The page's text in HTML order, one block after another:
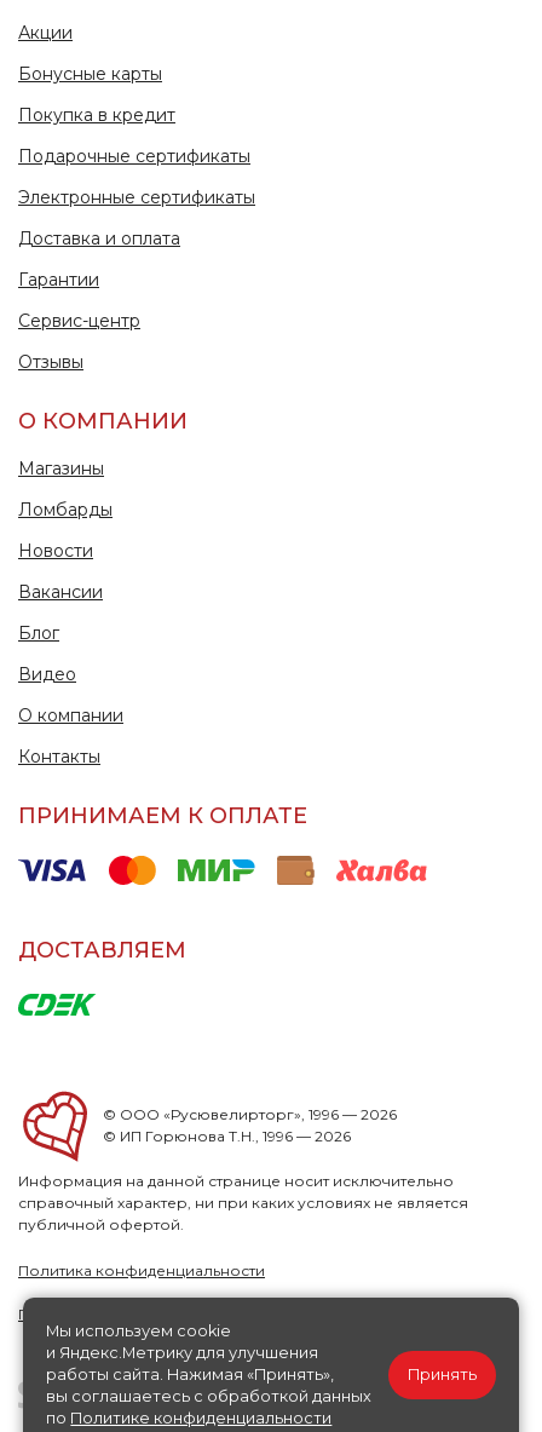
Акции
Бонусные карты
Покупка в кредит
Подарочные сертификаты
Электронные сертификаты
Доставка и оплата
Гарантии
Сервис-центр
Отзывы
О КОМПАНИИ
Магазины
Ломбарды
Новости
Вакансии
Блог
Видео
О компании
Контакты
ПРИНИМАЕМ К ОПЛАТЕ
ДОСТАВЛЯЕМ
© ООО «Русювелирторг», 1996 — 2026
© ИП Горюнова Т.Н., 1996 — 2026
Информация на данной странице носит исключительно
справочный характер, ни при каких условиях не является
публичной офертой.
Политика конфиденциальности
Публичная офера
Мы используем cookie
и Яндекс.Метрику для улучшения
работы сайта. Нажимая «Принять»,
вы соглашаетесь с обработкой данных
по Политике конфиденциальности
Принять